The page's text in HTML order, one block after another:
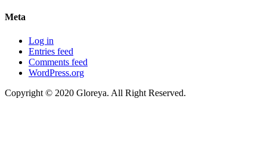
Meta
Log in
Entries feed
Comments feed
WordPress.org
Copyright © 2020 Gloreya. All Right Reserved.